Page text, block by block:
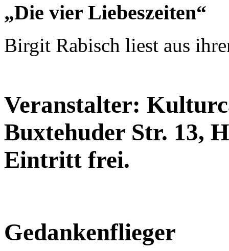
„Die vier Liebeszeiten“
Birgit Rabisch liest aus
Veranstalter:
Buxtehuder Str. 13,
Eintritt frei.
Gedankenflieger